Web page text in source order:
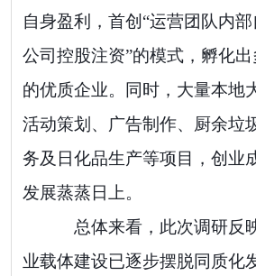
自身盈利，首创“运营团队内
公司控股注资”的模式，孵化
的优质企业。同时，大量本地
活动策划、广告制作、厨余垃
务及日化品生产等项目，创业
发展蒸蒸日上。
总体来看，此次调研反
业载体建设已逐步摆脱同质化